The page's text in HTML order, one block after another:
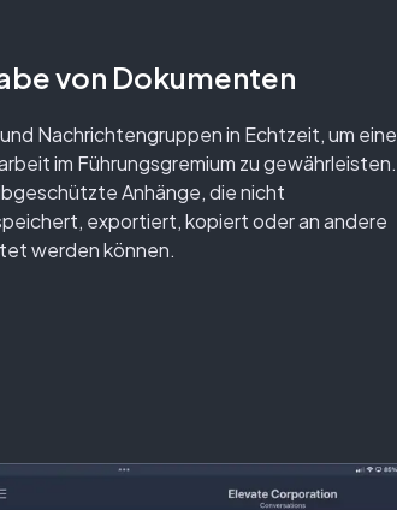
von Dokumenten
Nachrichtengruppen in Echtzeit, um eine
im Führungsgremium zu gewährleisten.
Anhänge, die nicht
exportiert, kopiert oder an andere
werden können.